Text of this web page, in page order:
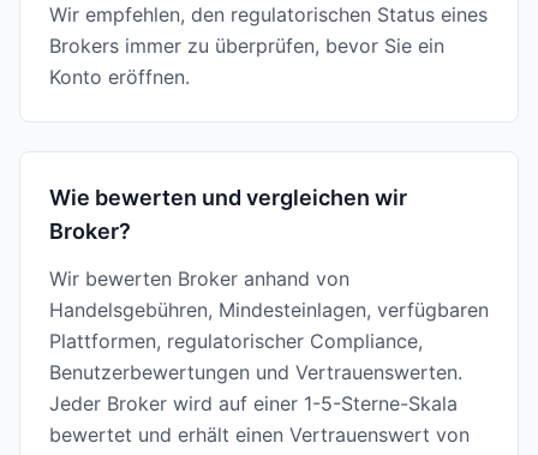
Wir empfehlen, den regulatorischen Status eines
Brokers immer zu überprüfen, bevor Sie ein
Konto eröffnen.
Wie bewerten und vergleichen wir
Broker?
Wir bewerten Broker anhand von
Handelsgebühren, Mindesteinlagen, verfügbaren
Plattformen, regulatorischer Compliance,
Benutzerbewertungen und Vertrauenswerten.
Jeder Broker wird auf einer 1-5-Sterne-Skala
bewertet und erhält einen Vertrauenswert von